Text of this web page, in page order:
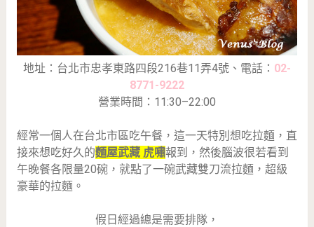
地址：台北市忠孝東路四段216巷11弄4號、電話： 02-
8771-9222
營業時間：11:30–22:00
經常一個人在台北市區吃午餐，這一天特別想吃拉麵，直
接來想吃好久的麵屋武藏 虎嘯報到，然後腦波很若看到
午晚餐各限量20碗，就點了一碗武藏雙刀流拉麵，超級
豪華的拉麵。
假日經過總是需要排隊，